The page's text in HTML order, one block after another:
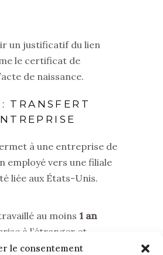
le consentement
un justificatif du lien
le certificat de
de naissance.
TRANSFERT
à une entreprise de
employé vers une filiale
liée aux États-Unis.
au moins 1 an
à l’étranger et
de direction (